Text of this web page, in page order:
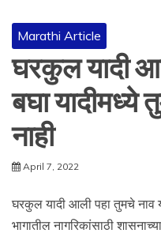
Marathi Article
घरकुल यादी
बघा
नाही
April 7, 2022
घरकुल यादी आली पहा तुमचे नाव
भागातील नागरिकांसाठी